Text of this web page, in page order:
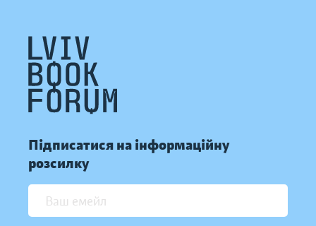
Підписатися на інформаційну
розсилку